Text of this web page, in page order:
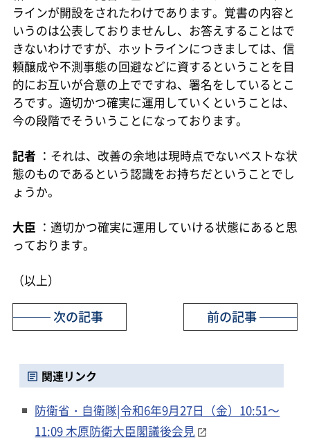
ラインが開設をされたわけであります。覚書の内容と
いうのは公表しておりませんし、お答えすることはで
きないわけですが、ホットラインにつきましては、信
頼醸成や不測事態の回避などに資するということを目
的にお互いが合意の上でですね、署名をしているとこ
ろです。適切かつ確実に運用していくということは、
今の段階でそういうことになっております。
記者 ：それは、改善の余地は現時点でないベストな状
態のものであるという認識をお持ちだということでし
ょうか。
大臣 ：適切かつ確実に運用していける状態にあると思
っております。
（以上）
前の記事
次の記事
関連リンク
防衛省・自衛隊|令和6年9月27日（金）10:51～
11:09 木原防衛大臣閣議後会見